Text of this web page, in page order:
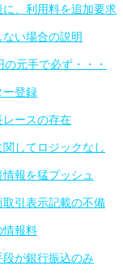
に、利用料を追加要求
ない場合の説明
の元手で必ず・・・
ー登録
レースの存在
関してロジックなし
報を猛プッシュ
取引表示記載の不備
情報料
段が銀行振込のみ